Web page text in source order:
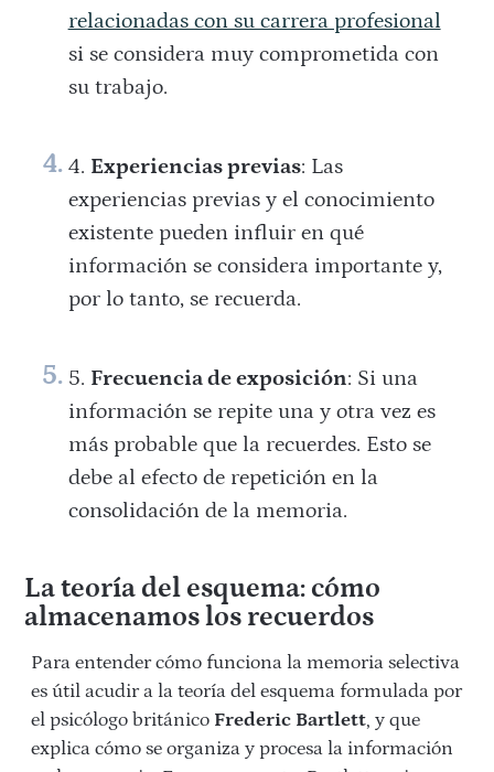
relacionadas con su carrera profesional
si se considera muy comprometida con
su trabajo.
Experiencias previas: Las
experiencias previas y el conocimiento
existente pueden influir en qué
información se considera importante y,
por lo tanto, se recuerda.
Frecuencia de exposición: Si una
información se repite una y otra vez es
más probable que la recuerdes. Esto se
debe al efecto de repetición en la
consolidación de la memoria.
La teoría del esquema: cómo
almacenamos los recuerdos
Para entender cómo funciona la memoria selectiva
es útil acudir a la teoría del esquema formulada por
el psicólogo británico Frederic Bartlett, y que
explica cómo se organiza y procesa la información